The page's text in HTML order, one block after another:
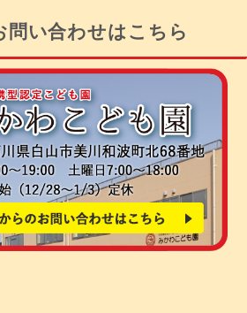
問い合わせはこちら